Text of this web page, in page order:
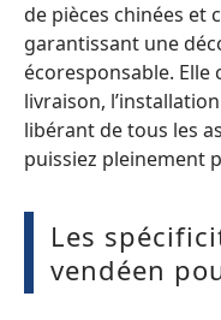
de pièces chinées et
garantissant une
écoresponsable.
livraison,
libérant de tous les
puissiez pleinement
Les
vendéen